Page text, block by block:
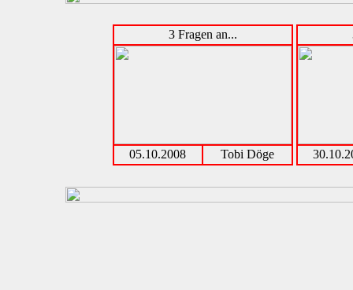
3 Fragen an...
05.10.2008 Tobi Döge